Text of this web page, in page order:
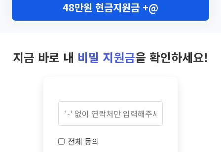
48만원 현금지원금 +@
지금 바로 내 비밀 지원금을 확인하세요!
전체 동의